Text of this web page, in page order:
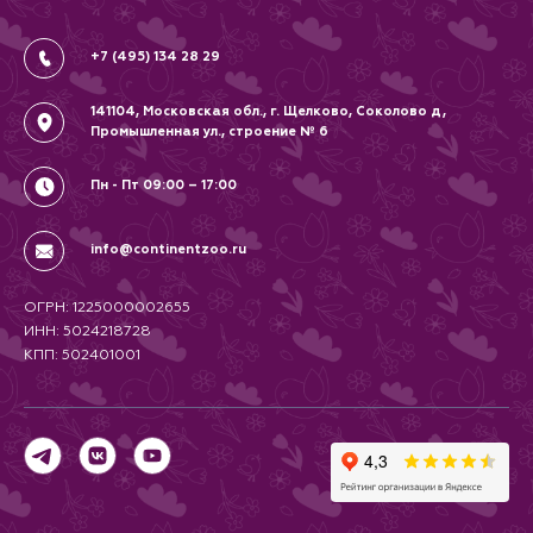
Соглашение
+7 (495) 134 28 29
141104, Московская обл., г. Щелково, Соколово д,
Промышленная ул., строение № 6
Пн - Пт 09:00 – 17:00
info@continentzoo.ru
ОГРН: 1225000002655
ИНН: 5024218728
КПП: 502401001